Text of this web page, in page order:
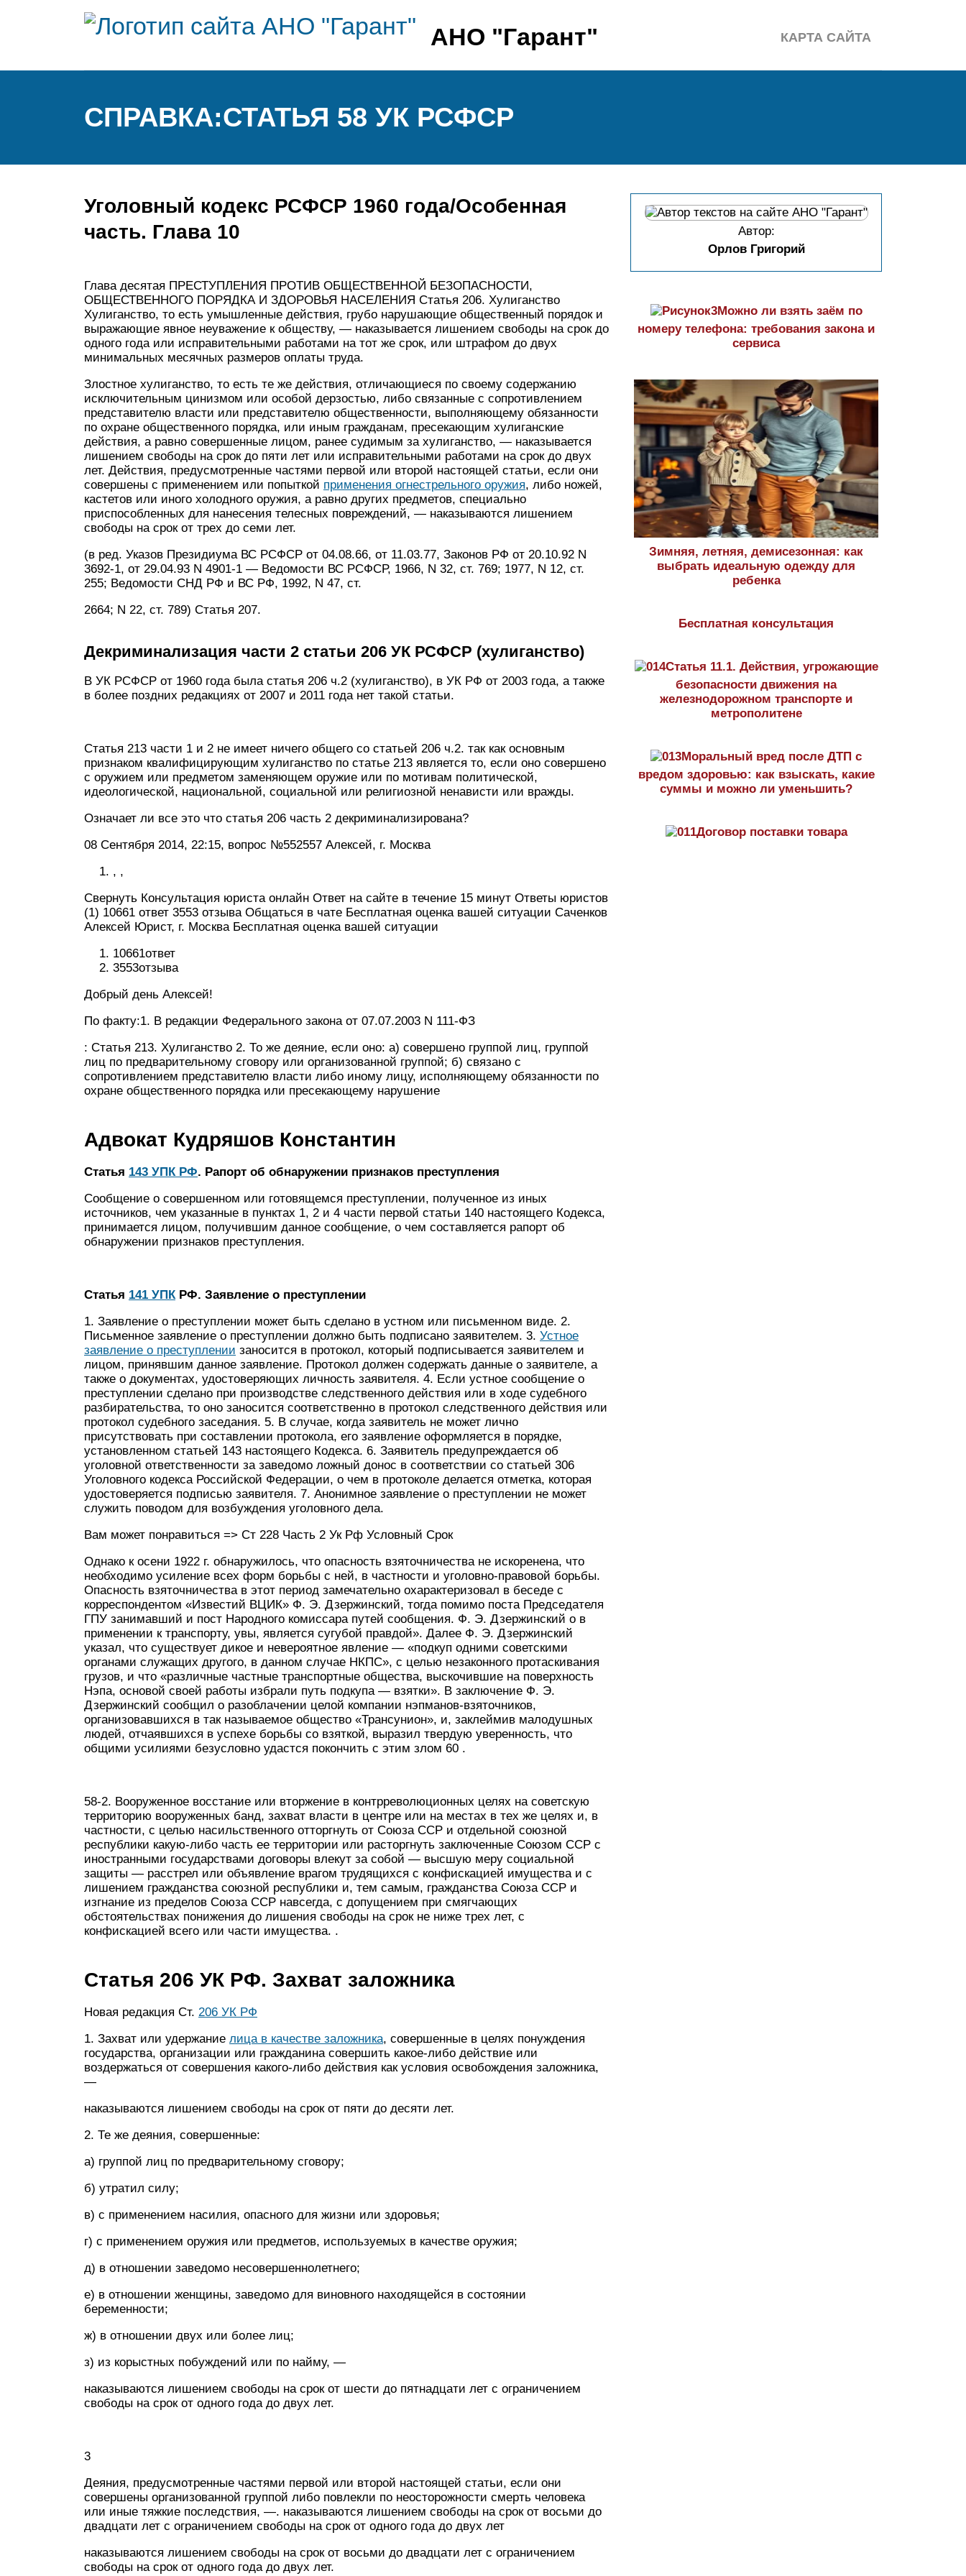
АНО "Гарант" КАРТА САЙТА
СПРАВКА:СТАТЬЯ 58 УК РСФСР
Уголовный кодекс РСФСР 1960 года/Особенная
часть. Глава 10
Глава десятая ПРЕСТУПЛЕНИЯ ПРОТИВ ОБЩЕСТВЕННОЙ БЕЗОПАСНОСТИ,
ОБЩЕСТВЕННОГО ПОРЯДКА И ЗДОРОВЬЯ НАСЕЛЕНИЯ Статья 206. Хулиганство
Хулиганство, то есть умышленные действия, грубо нарушающие общественный порядок и
выражающие явное неуважение к обществу, — наказывается лишением свободы на срок до
одного года или исправительными работами на тот же срок, или штрафом до двух
минимальных месячных размеров оплаты труда.
Злостное хулиганство, то есть те же действия, отличающиеся по своему содержанию
исключительным цинизмом или особой дерзостью, либо связанные с сопротивлением
представителю власти или представителю общественности, выполняющему обязанности
по охране общественного порядка, или иным гражданам, пресекающим хулиганские
действия, а равно совершенные лицом, ранее судимым за хулиганство, — наказывается
лишением свободы на срок до пяти лет или исправительными работами на срок до двух
лет. Действия, предусмотренные частями первой или второй настоящей статьи, если они
совершены с применением или попыткой применения огнестрельного оружия, либо ножей,
кастетов или иного холодного оружия, а равно других предметов, специально
приспособленных для нанесения телесных повреждений, — наказываются лишением
свободы на срок от трех до семи лет.
(в ред. Указов Президиума ВС РСФСР от 04.08.66, от 11.03.77, Законов РФ от 20.10.92 N
3692-1, от 29.04.93 N 4901-1 — Ведомости ВС РСФСР, 1966, N 32, ст. 769; 1977, N 12, ст.
255; Ведомости СНД РФ и ВС РФ, 1992, N 47, ст.
2664; N 22, ст. 789) Статья 207.
Декриминализация части 2 статьи 206 УК РСФСР (хулиганство)
В УК РСФСР от 1960 года была статья 206 ч.2 (хулиганство), в УК РФ от 2003 года, а также
в более поздних редакциях от 2007 и 2011 года нет такой статьи.
Статья 213 части 1 и 2 не имеет ничего общего со статьей 206 ч.2. так как основным
признаком квалифицирующим хулиганство по статье 213 является то, если оно совершено
с оружием или предметом заменяющем оружие или по мотивам политической,
идеологической, национальной, социальной или религиозной ненависти или вражды.
Означает ли все это что статья 206 часть 2 декриминализирована?
08 Сентября 2014, 22:15, вопрос №552557 Алексей, г. Москва
, ,
Свернуть Консультация юриста онлайн Ответ на сайте в течение 15 минут Ответы юристов
(1) 10661 ответ 3553 отзыва Общаться в чате Бесплатная оценка вашей ситуации Саченков
Алексей Юрист, г. Москва Бесплатная оценка вашей ситуации
10661ответ
3553отзыва
Добрый день Алексей!
По факту:1. В редакции Федерального закона от 07.07.2003 N 111-ФЗ
: Статья 213. Хулиганство 2. То же деяние, если оно: а) совершено группой лиц, группой
лиц по предварительному сговору или организованной группой; б) связано с
сопротивлением представителю власти либо иному лицу, исполняющему обязанности по
охране общественного порядка или пресекающему нарушение
Адвокат Кудряшов Константин
Статья 143 УПК РФ. Рапорт об обнаружении признаков преступления
Сообщение о совершенном или готовящемся преступлении, полученное из иных
источников, чем указанные в пунктах 1, 2 и 4 части первой статьи 140 настоящего Кодекса,
принимается лицом, получившим данное сообщение, о чем составляется рапорт об
обнаружении признаков преступления.
Статья 141 УПКРФ. Заявление о преступлении
1. Заявление о преступлении может быть сделано в устном или письменном виде. 2.
Письменное заявление о преступлении должно быть подписано заявителем. 3. Устное
заявление о преступлении заносится в протокол, который подписывается заявителем и
лицом, принявшим данное заявление. Протокол должен содержать данные о заявителе, а
также о документах, удостоверяющих личность заявителя. 4. Если устное сообщение о
преступлении сделано при производстве следственного действия или в ходе судебного
разбирательства, то оно заносится соответственно в протокол следственного действия или
протокол судебного заседания. 5. В случае, когда заявитель не может лично
присутствовать при составлении протокола, его заявление оформляется в порядке,
установленном статьей 143 настоящего Кодекса. 6. Заявитель предупреждается об
уголовной ответственности за заведомо ложный донос в соответствии со статьей 306
Уголовного кодекса Российской Федерации, о чем в протоколе делается отметка, которая
удостоверяется подписью заявителя. 7. Анонимное заявление о преступлении не может
служить поводом для возбуждения уголовного дела.
Вам может понравиться => Ст 228 Часть 2 Ук Рф Условный Срок
Однако к осени 1922 г. обнаружилось, что опасность взяточничества не искоренена, что
необходимо усиление всех форм борьбы с ней, в частности и уголовно-правовой борьбы.
Опасность взяточничества в этот период замечательно охарактеризовал в беседе с
корреспондентом «Известий ВЦИК» Ф. Э. Дзержинский, тогда помимо поста Председателя
ГПУ занимавший и пост Народного комиссара путей сообщения. Ф. Э. Дзержинский о в
применении к транспорту, увы, является сугубой правдой». Далее Ф. Э. Дзержинский
указал, что существует дикое и невероятное явление — «подкуп одними советскими
органами служащих другого, в данном случае НКПС», с целью незаконного протаскивания
грузов, и что «различные частные транспортные общества, выскочившие на поверхность
Нэпа, основой своей работы избрали путь подкупа — взятки». В заключение Ф. Э.
Дзержинский сообщил о разоблачении целой компании нэпманов-взяточников,
организовавшихся в так называемое общество «Трансунион», и, заклеймив малодушных
людей, отчаявшихся в успехе борьбы со взяткой, выразил твердую уверенность, что
общими усилиями безусловно удастся покончить с этим злом 60 .
58-2. Вооруженное восстание или вторжение в контрреволюционных целях на советскую
территорию вооруженных банд, захват власти в центре или на местах в тех же целях и, в
частности, с целью насильственного отторгнуть от Союза ССР и отдельной союзной
республики какую-либо часть ее территории или расторгнуть заключенные Союзом ССР с
иностранными государствами договоры влекут за собой — высшую меру социальной
защиты — расстрел или объявление врагом трудящихся с конфискацией имущества и с
лишением гражданства союзной республики и, тем самым, гражданства Союза ССР и
изгнание из пределов Союза ССР навсегда, с допущением при смягчающих
обстоятельствах понижения до лишения свободы на срок не ниже трех лет, с
конфискацией всего или части имущества. .
Статья 206 УК РФ. Захват заложника
Новая редакция Ст. 206 УК РФ
1. Захват или удержание лица в качестве заложника, совершенные в целях понуждения
государства, организации или гражданина совершить какое-либо действие или
воздержаться от совершения какого-либо действия как условия освобождения заложника,
—
наказываются лишением свободы на срок от пяти до десяти лет.
2. Те же деяния, совершенные:
а) группой лиц по предварительному сговору;
б) утратил силу;
в) с применением насилия, опасного для жизни или здоровья;
г) с применением оружия или предметов, используемых в качестве оружия;
д) в отношении заведомо несовершеннолетнего;
е) в отношении женщины, заведомо для виновного находящейся в состоянии
беременности;
ж) в отношении двух или более лиц;
з) из корыстных побуждений или по найму, —
наказываются лишением свободы на срок от шести до пятнадцати лет с ограничением
свободы на срок от одного года до двух лет.
3
Деяния, предусмотренные частями первой или второй настоящей статьи, если они
совершены организованной группой либо повлекли по неосторожности смерть человека
или иные тяжкие последствия, —. наказываются лишением свободы на срок от восьми до
двадцати лет с ограничением свободы на срок от одного года до двух лет
наказываются лишением свободы на срок от восьми до двадцати лет с ограничением
свободы на срок от одного года до двух лет.
Автор:
Орлов Григорий
Можно ли взять заём по
номеру телефона: требования закона и
сервиса
Зимняя, летняя, демисезонная: как
выбрать идеальную одежду для
ребенка
Бесплатная консультация
Статья 11.1. Действия, угрожающие
безопасности движения на
железнодорожном транспорте и
метрополитене
Моральный вред после ДТП с
вредом здоровью: как взыскать, какие
суммы и можно ли уменьшить?
Договор поставки товара